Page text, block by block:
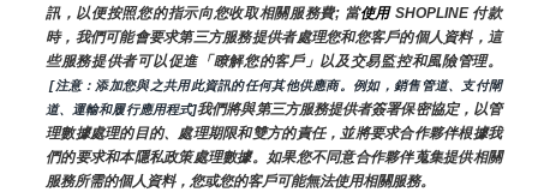
訊，以便按照您的指示向您收取相關服務費; 當使用 SHOPLINE 付款
時，我們可能會要求第三方服務提供者處理您和您客戶的個人資料，這
[注意：添加您與之共用此資訊的任何其他供應商。例如，銷售管道、支付閘
道、運輸和履行應用程式]我們將與第三方服務提供者簽署保密協定，以管
理數據處理的目的、處理期限和雙方的責任，並將要求合作夥伴根據我
們的要求和本隱私政策處理數據。如果您不同意合作夥伴蒐集提供相關
服務所需的個人資料，您或您的客戶可能無法使用相關服務。